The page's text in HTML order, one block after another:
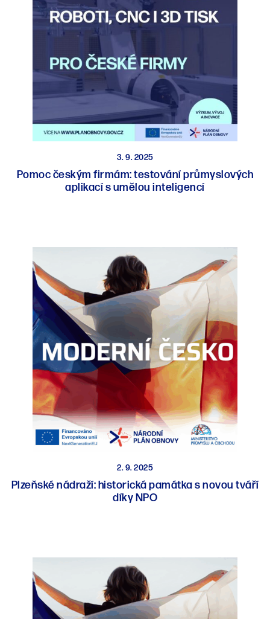
3. 9. 2025
Pomoc českým firmám: testování průmyslových
aplikací s umělou inteligencí
2. 9. 2025
Plzeňské nádraží: historická památka s novou tváří
díky NPO